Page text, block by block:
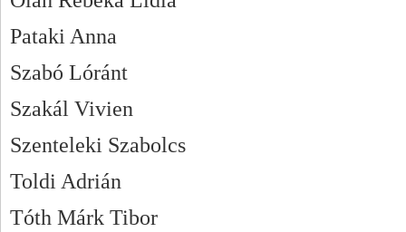
Pataki Anna
Szabó Lóránt
Szakál Vivien
Szenteleki Szabolcs
Toldi Adrián
Tóth Márk Tibor